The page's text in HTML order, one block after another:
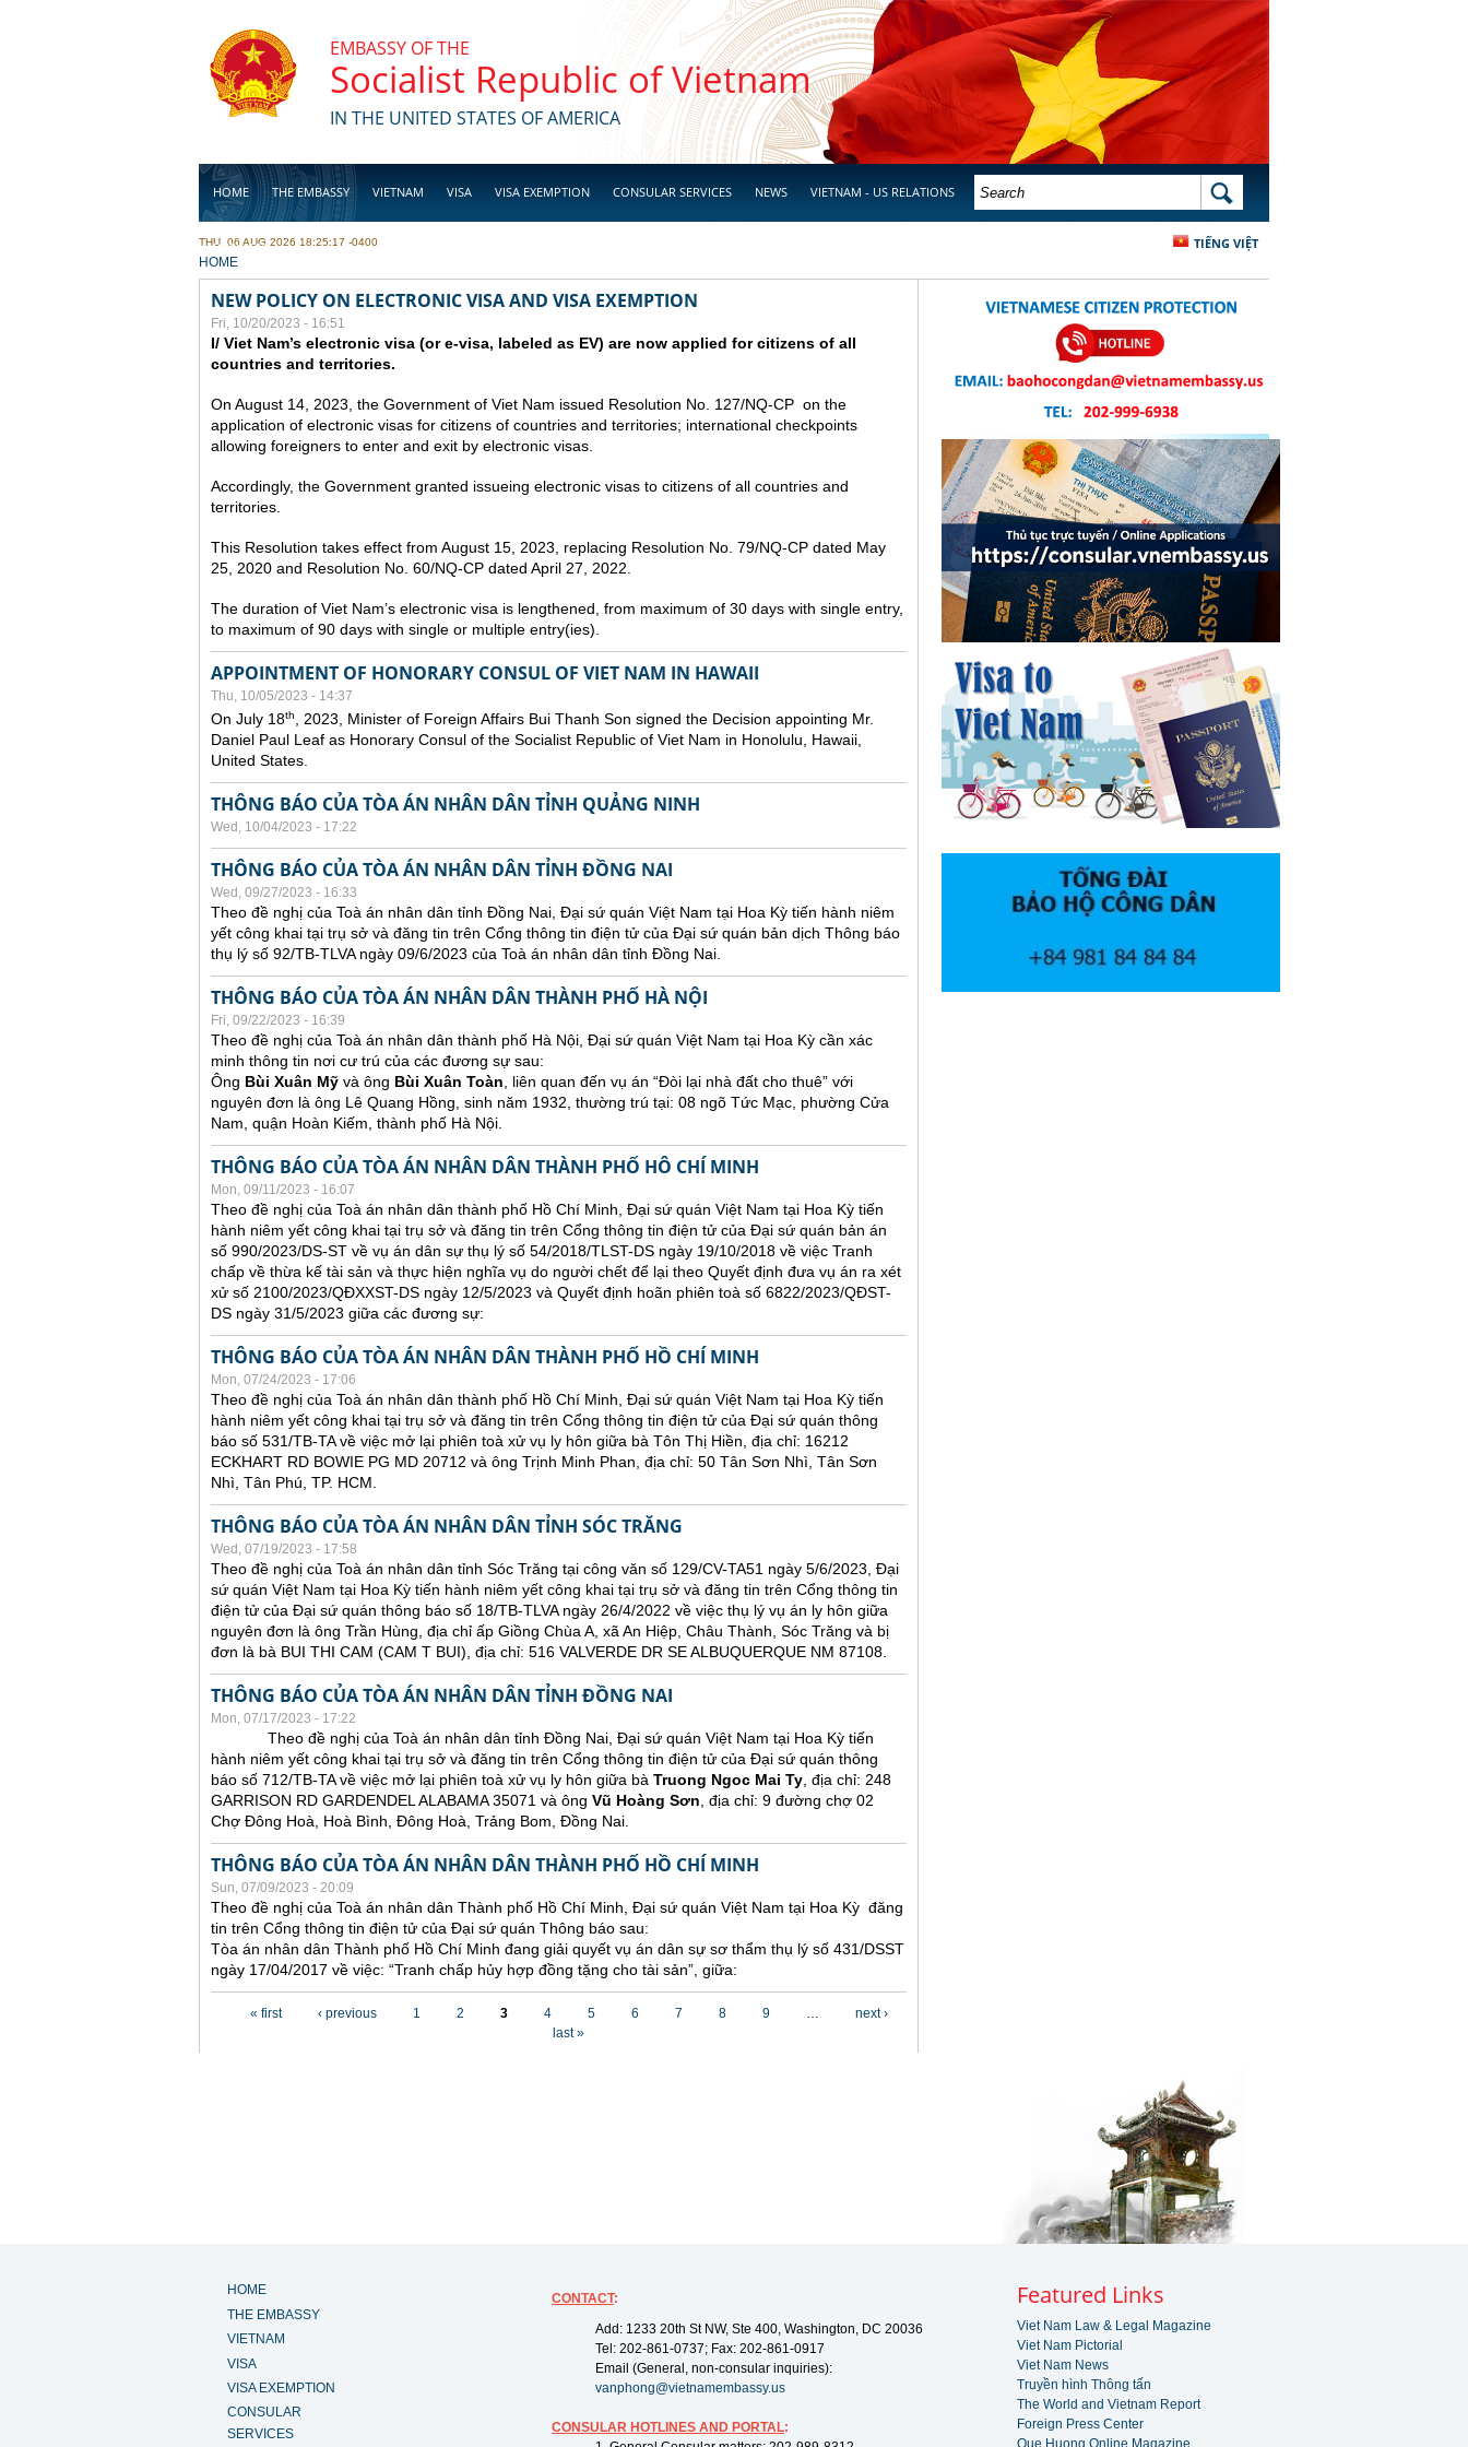
EMBASSY OF THE
Socialist Republic of Vietnam
IN THE UNITED STATES OF AMERICA
HOME THE EMBASSY VIETNAM VISA VISA EXEMPTION CONSULAR SERVICES NEWS VIETNAM - US RELATIONS
BUSINESS
SEARCH FORM SEARCH
TIẾNG VIỆT
THU, 06 AUG 2026 18:25:17 -0400
YOU ARE HERE
HOME
NEW POLICY ON ELECTRONIC VISA AND VISA EXEMPTION
Fri, 10/20/2023 - 16:51
I/ Viet Nam’s electronic visa (or e-visa, labeled as EV) are now applied for citizens of all
countries and territories.
On August 14, 2023, the Government of Viet Nam issued Resolution No. 127/NQ-CP on the
application of electronic visas for citizens of countries and territories; international checkpoints
allowing foreigners to enter and exit by electronic visas.
Accordingly, the Government granted issueing electronic visas to citizens of all countries and
territories.
This Resolution takes effect from August 15, 2023, replacing Resolution No. 79/NQ-CP dated May
25, 2020 and Resolution No. 60/NQ-CP dated April 27, 2022.
The duration of Viet Nam’s electronic visa is lengthened, from maximum of 30 days with single entry,
to maximum of 90 days with single or multiple entry(ies).
APPOINTMENT OF HONORARY CONSUL OF VIET NAM IN HAWAII
Thu, 10/05/2023 - 14:37
On July 18th
, 2023, Minister of Foreign Affairs Bui Thanh Son signed the Decision appointing Mr.
Daniel Paul Leaf as Honorary Consul of the Socialist Republic of Viet Nam in Honolulu, Hawaii,
United States.
THÔNG BÁO CỦA TÒA ÁN NHÂN DÂN TỈNH QUẢNG NINH
Wed, 10/04/2023 - 17:22
THÔNG BÁO CỦA TÒA ÁN NHÂN DÂN TỈNH ĐỒNG NAI
Wed, 09/27/2023 - 16:33
Theo đề nghị của Toà án nhân dân tỉnh Đồng Nai, Đại sứ quán Việt Nam tại Hoa Kỳ tiến hành niêm
yết công khai tại trụ sở và đăng tin trên Cổng thông tin điện tử của Đại sứ quán bản dịch Thông báo
thụ lý số 92/TB-TLVA ngày 09/6/2023 của Toà án nhân dân tỉnh Đồng Nai.
THÔNG BÁO CỦA TÒA ÁN NHÂN DÂN THÀNH PHỐ HÀ NỘI
Fri, 09/22/2023 - 16:39
Theo đề nghị của Toà án nhân dân thành phố Hà Nội, Đại sứ quán Việt Nam tại Hoa Kỳ cần xác
minh thông tin nơi cư trú của các đương sự sau:
Ông Bùi Xuân Mỹ và ông Bùi Xuân Toàn , liên quan đến vụ án “Đòi lại nhà đất cho thuê” với
nguyên đơn là ông Lê Quang Hồng, sinh năm 1932, thường trú tại: 08 ngõ Tức Mạc, phường Cửa
Nam, quận Hoàn Kiếm, thành phố Hà Nội.
THÔNG BÁO CỦA TÒA ÁN NHÂN DÂN THÀNH PHỐ HÔ CHÍ MINH
Mon, 09/11/2023 - 16:07
Theo đề nghị của Toà án nhân dân thành phố Hồ Chí Minh, Đại sứ quán Việt Nam tại Hoa Kỳ tiến
hành niêm yết công khai tại trụ sở và đăng tin trên Cổng thông tin điện tử của Đại sứ quán bản án
số 990/2023/DS-ST về vụ án dân sự thụ lý số 54/2018/TLST-DS ngày 19/10/2018 về việc Tranh
chấp về thừa kế tài sản và thực hiện nghĩa vụ do người chết để lại theo Quyết định đưa vụ án ra xét
xử số 2100/2023/QĐXXST-DS ngày 12/5/2023 và Quyết định hoãn phiên toà số 6822/2023/QĐST-
DS ngày 31/5/2023 giữa các đương sự:
THÔNG BÁO CỦA TÒA ÁN NHÂN DÂN THÀNH PHỐ HỒ CHÍ MINH
Mon, 07/24/2023 - 17:06
Theo đề nghị của Toà án nhân dân thành phố Hồ Chí Minh, Đại sứ quán Việt Nam tại Hoa Kỳ tiến
hành niêm yết công khai tại trụ sở và đăng tin trên Cổng thông tin điện tử của Đại sứ quán thông
báo số 531/TB-TA về việc mở lại phiên toà xử vụ ly hôn giữa bà Tôn Thị Hiền, địa chỉ: 16212
ECKHART RD BOWIE PG MD 20712 và ông Trịnh Minh Phan, địa chỉ: 50 Tân Sơn Nhì, Tân Sơn
Nhì, Tân Phú, TP. HCM.
THÔNG BÁO CỦA TÒA ÁN NHÂN DÂN TỈNH SÓC TRĂNG
Wed, 07/19/2023 - 17:58
Theo đề nghị của Toà án nhân dân tỉnh Sóc Trăng tại công văn số 129/CV-TA51 ngày 5/6/2023, Đại
sứ quán Việt Nam tại Hoa Kỳ tiến hành niêm yết công khai tại trụ sở và đăng tin trên Cổng thông tin
điện tử của Đại sứ quán thông báo số 18/TB-TLVA ngày 26/4/2022 về việc thụ lý vụ án ly hôn giữa
nguyên đơn là ông Trần Hùng, địa chỉ ấp Giồng Chùa A, xã An Hiệp, Châu Thành, Sóc Trăng và bị
đơn là bà BUI THI CAM (CAM T BUI), địa chỉ: 516 VALVERDE DR SE ALBUQUERQUE NM 87108.
THÔNG BÁO CỦA TÒA ÁN NHÂN DÂN TỈNH ĐỒNG NAI
Mon, 07/17/2023 - 17:22
Theo đề nghị của Toà án nhân dân tỉnh Đồng Nai, Đại sứ quán Việt Nam tại Hoa Kỳ tiến
hành niêm yết công khai tại trụ sở và đăng tin trên Cổng thông tin điện tử của Đại sứ quán thông
báo số 712/TB-TA về việc mở lại phiên toà xử vụ ly hôn giữa bà Truong Ngoc Mai Ty , địa chỉ: 248
GARRISON RD GARDENDEL ALABAMA 35071 và ông Vũ Hoàng Sơn , địa chỉ: 9 đường chợ 02
Chợ Đông Hoà, Hoà Bình, Đông Hoà, Trảng Bom, Đồng Nai.
THÔNG BÁO CỦA TÒA ÁN NHÂN DÂN THÀNH PHỐ HỒ CHÍ MINH
Sun, 07/09/2023 - 20:09
Theo đề nghị của Toà án nhân dân Thành phố Hồ Chí Minh, Đại sứ quán Việt Nam tại Hoa Kỳ đăng
tin trên Cổng thông tin điện tử của Đại sứ quán Thông báo sau:
Tòa án nhân dân Thành phố Hồ Chí Minh đang giải quyết vụ án dân sự sơ thẩm thụ lý số 431/DSST
ngày 17/04/2017 về việc: “Tranh chấp hủy hợp đồng tặng cho tài sản”, giữa:
« first ‹ previous 1 2 3 4 5 6 7 8 9 …
next ›
last »
HOME
THE EMBASSY
VIETNAM
VISA
VISA EXEMPTION
CONSULAR
SERVICES
CONTACT:
Add: 1233 20th St NW, Ste 400, Washington, DC 20036
Tel: 202-861-0737; Fax: 202-861-0917
Email (General, non-consular inquiries):
vanphong@vietnamembassy.us
CONSULAR HOTLINES AND PORTAL:
Featured Links
Viet Nam Law & Legal Magazine
Viet Nam Pictorial
Viet Nam News
Truyền hình Thông tấn
The World and Vietnam Report
Foreign Press Center
Que Huong Online Magazine